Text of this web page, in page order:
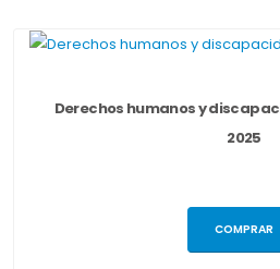
Derechos humanos y
2025
COMPRAR